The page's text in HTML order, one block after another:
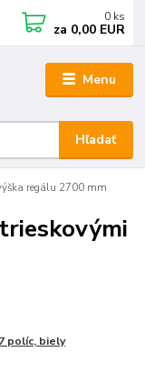
Menu
Hľadať
0 ks
za 0,00 EUR
regálu 2700 mm
políc, biely